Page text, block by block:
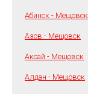
Абинск - Мещовск
Азов - Мещовск
Аксай - Мещовск
Алдан - Мещовск